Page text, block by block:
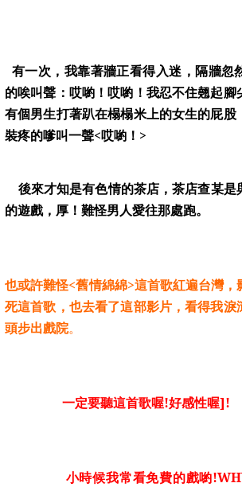
有一次，我靠著牆正看得入迷，隔牆忽
的唉叫聲：哎喲！哎喲！我忍不住翹起腳
有個男生打著趴在榻榻米上的女生的屁股
裝疼的嗲叫一聲<哎喲！ >
後來才知是有色情的茶店，茶店查某是
的遊戲，厚！難怪男人愛往那處跑。
也或許難怪<舊情綿綿>這首歌紅遍台灣
死這首歌，也去看了這部影片，看得我淚
頭步出戲院。
一定要聽這首歌喔!好感性喔]!
小時候我常看免費的戲喲